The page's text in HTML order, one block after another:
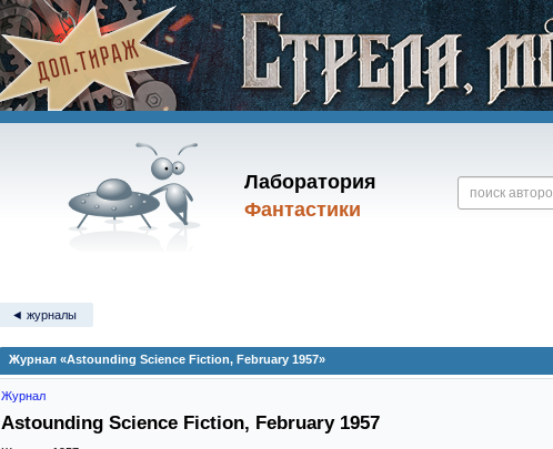
Лаборатория
Фантастики
◄ журналы
Журнал «Astounding Science Fiction, February 1957»
Журнал
Astounding Science Fiction, February 1957